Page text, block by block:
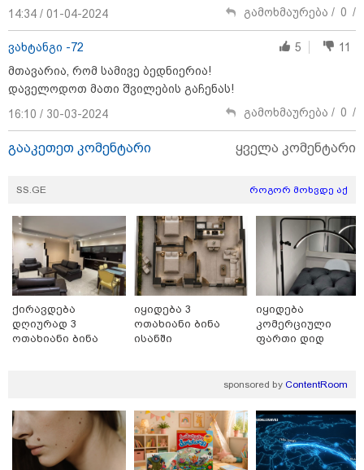
საზოგადოება
11:36 / 08-08-2026
ადამიანი დაიკარგა - 57 პირს ამ დრომდე
17:01 / 08-08-2026
"პროკურატურის მიერ გია
14:34 / 01-04-2024
გამოხმაურება / 0 /
ვახტანგი -72 5
11
მთავარია, რომ სამივე ბედნიერია!
დაველოდოთ მათი შვილების გაჩენას!
16:10 / 30-03-2024
გამოხმაურება / 0 /
გააკეთეთ კომენტარი ყველა კომენტარი
SS.GE როგორ მოხვდე აქ
ქირავდება
დღიურად 3
ოთახიანი ბინა
იყიდება 3
ოთახიანი ბინა
ისანში
იყიდება
კომერციული
ფართი დიდ
sponsored by ContentRoom